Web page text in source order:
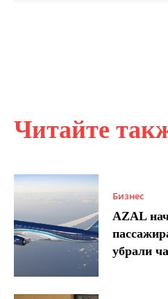
Читайте
Бизнес
AZAL
убрали